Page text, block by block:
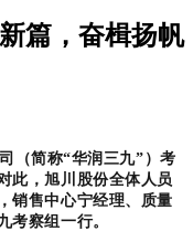
篇，奋楫扬帆
（简称“华润三九”）考
此，旭川股份全体人员
销售中心宁经理、质量
考察组一行。